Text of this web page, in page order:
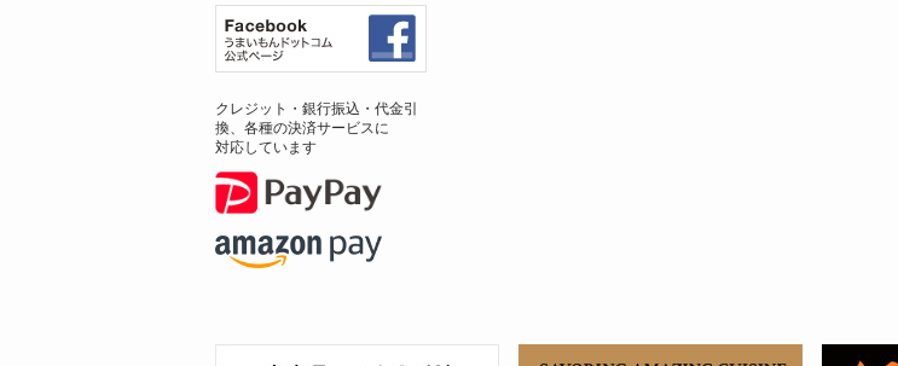
クレジット・銀行振込・代金引
換、各種の決済サービスに
対応しています